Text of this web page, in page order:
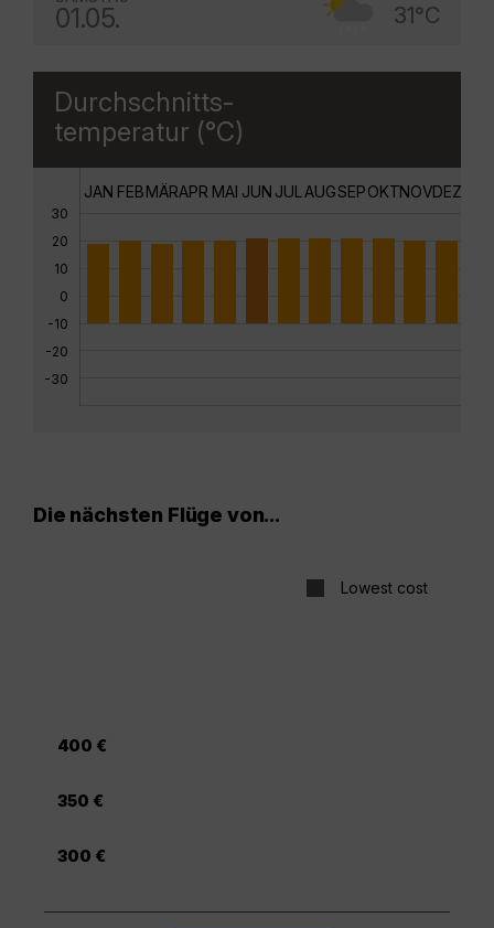
01.05. 31°C
Durchschnitts-
temperatur (°C)
30
20
10
0
-10
-20
-30
JAN FEBMÄRAPR MAI JUN JULAUGSEPOKTNOVDEZ
Die nächsten Flüge von...
Lowest cost
400 €
350 €
300 €